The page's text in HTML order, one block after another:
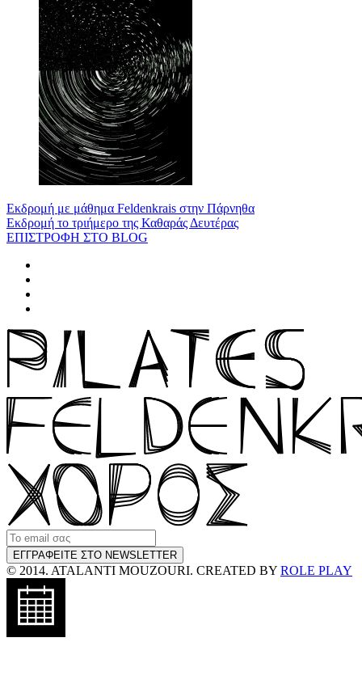
Εκδρομή με μάθημα Feldenkrais στην Πάρνηθα
Εκδρομή το τριήμερο της Καθαράς Δευτέρας
ΕΠΙΣΤΡΟΦΗ ΣΤΟ BLOG
© 2014. ATALANTI MOUZOURI. CREATED BY ROLE PLAY